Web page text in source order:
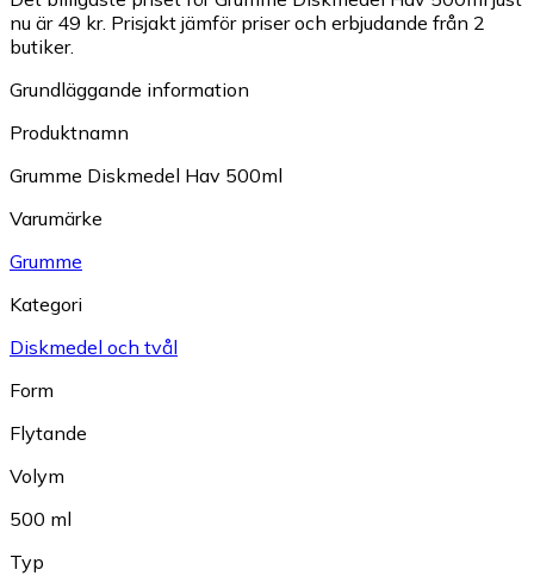
nu är 49 kr. Prisjakt jämför priser och erbjudande från 2
butiker.
Grundläggande information
Produktnamn
Grumme Diskmedel Hav 500ml
Varumärke
Grumme
Kategori
Diskmedel och tvål
Form
Flytande
Volym
500 ml
Typ